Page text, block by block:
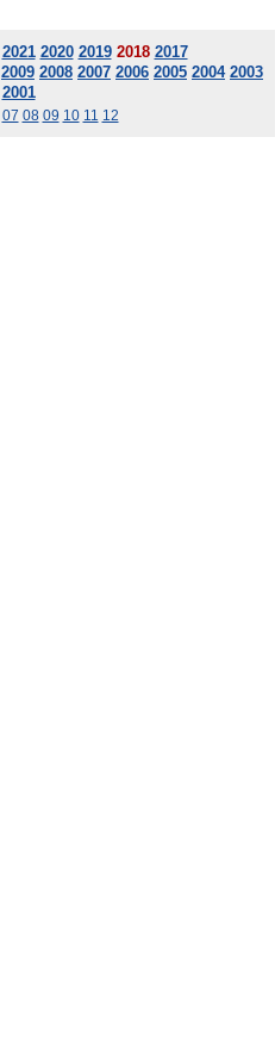
2021 2020 2019 2018 2017
2009 2008 2007 2006 2005 2004 2003
2001
07 08 09 10 11 12